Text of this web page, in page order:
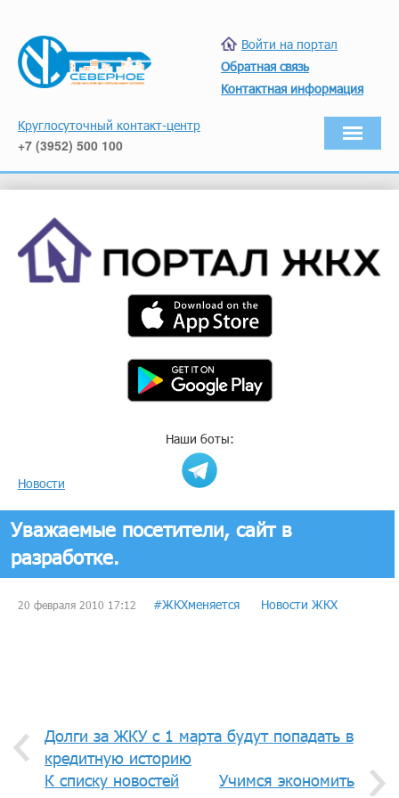
Войти на портал
Обратная связь
Контактная информация
Круглосуточный контакт-центр
+7 (3952) 500 100
Наши боты:
Новости
Уважаемые посетители, сайт в
разработке.
20 февраля 2010 17:12 #ЖКХменяется Новости ЖКХ
Долги за ЖКУ с 1 марта будут попадать в
кредитную историю
К списку новостей
Учимся экономить